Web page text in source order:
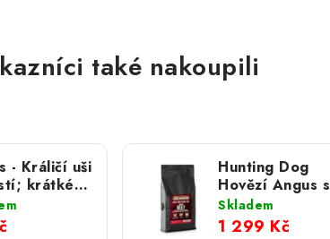
také nakoupili
- Králičí uši
krátké
Hunting Dog
Hovězí Angus s
mrkví pro malá
plemena; 6 kg
Skladem
1 299 Kč